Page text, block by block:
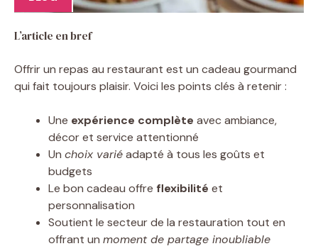
L’article en bref
Offrir un repas au restaurant est un cadeau gourmand
qui fait toujours plaisir. Voici les points clés à retenir :
Une expérience complète avec ambiance,
décor et service attentionné
Un choix variéadapté à tous les goûts et
budgets
Le bon cadeau offre flexibilité et
personnalisation
Soutient le secteur de la restauration tout en
offrant un moment de partage inoubliable